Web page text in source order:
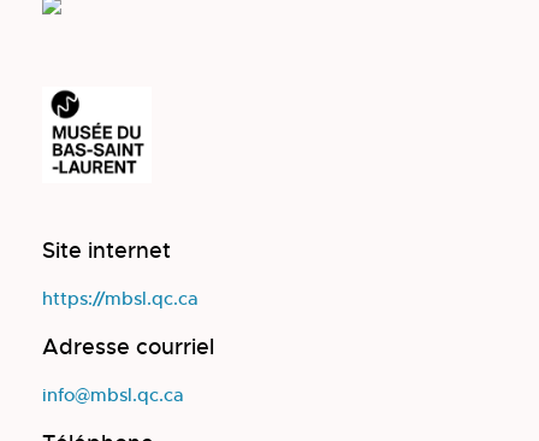
Site internet
https://mbsl.qc.ca
Adresse courriel
info@mbsl.qc.ca